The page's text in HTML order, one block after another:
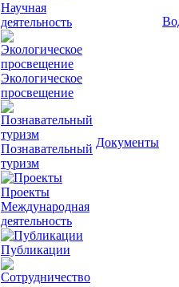
Научная
деятельность
Экологическое
просвещение
Познавательный
туризм
Проекты
Международная
деятельность
Публикации
Документы